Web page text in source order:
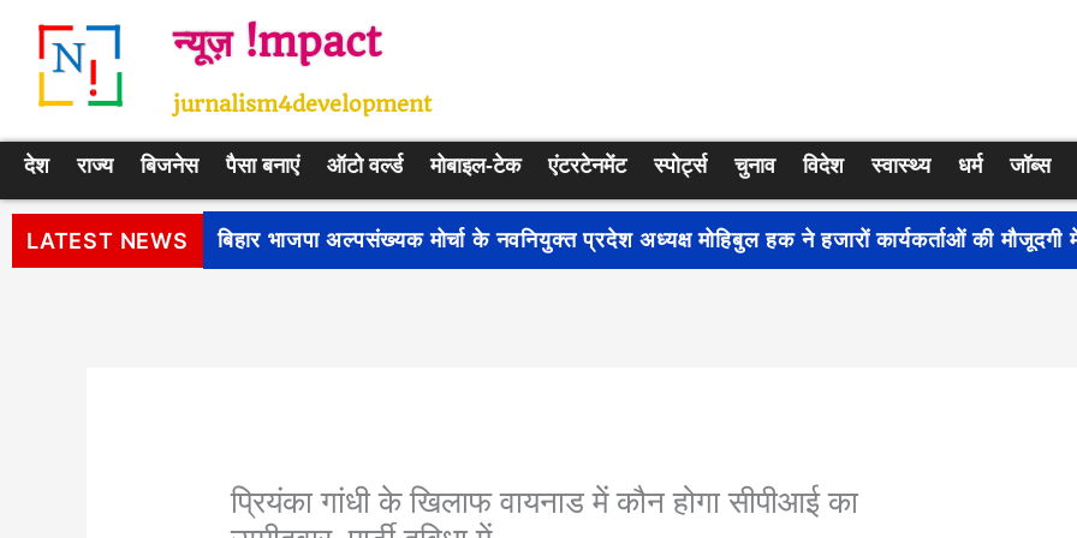
न्यूज़ !mpact
jurnalism4development
देश राज्य बिजनेस पैसा बनाएं ऑटो वर्ल्ड मोबाइल-टेक एंटरटेनमेंट स्पोर्ट्स चुनाव विदेश स्वास्थ्य धर्म जॉब्स
LATEST NEWS पीएम सूर्य घर: मुफ्त बिजली योजना के प्रति जागरूकता बढ़ाने के लिए देशभर में शुरू हुआ नुक्कड़ नाटक
प्रियंका गांधी के खिलाफ वायनाड में कौन होगा सीपीआई का